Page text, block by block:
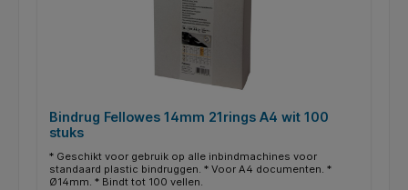
Bindrug Fellowes 14mm 21rings A4 wit 100
stuks
* Geschikt voor gebruik op alle inbindmachines voor
standaard plastic bindruggen. * Voor A4 documenten. *
Ø14mm. * Bindt tot 100 vellen.